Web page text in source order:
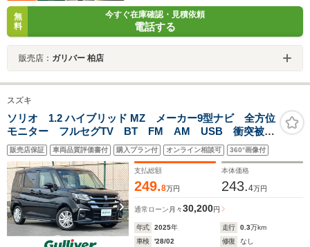
無
料
今すぐ在庫確認・見積依頼
電話する
販売店： ガリバー 柏店
スズキ
ソリオ 1.2 ハイブリッド MZ メーカー9型ナビ 全方位
モニター フルセグTV BT FM AM USB 衝突被害
軽減ブレーキ 誤発進抑制機能 車線逸脱警報機能 ア
ダプティブクルコン BSM ヘッドアップディスプレ
イ 両側電動ドア
販売店保証 車両品質評価書付 購入プラン付 オンライン相談可 360°画像付
支払総額
249.8万円
本体価格
243.4万円
通常ローン 月々30,200円
年式 2025年 走行 0.3万km
車検
'28/02 修復
なし